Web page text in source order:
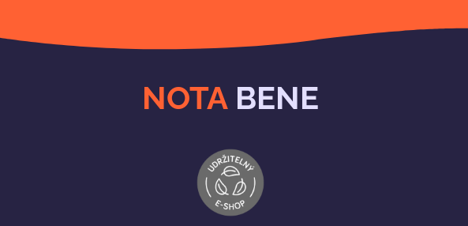
NOTA BENE